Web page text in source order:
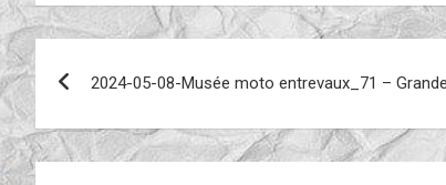
l’article
2024-05-08-Musée moto entrevaux_71 – Grande